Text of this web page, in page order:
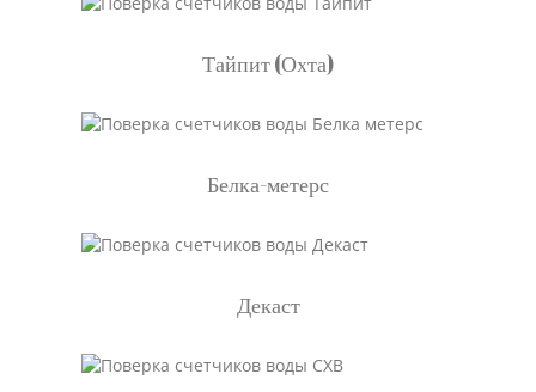
Тайпит (Охта)
Белка-метерс
Декаст